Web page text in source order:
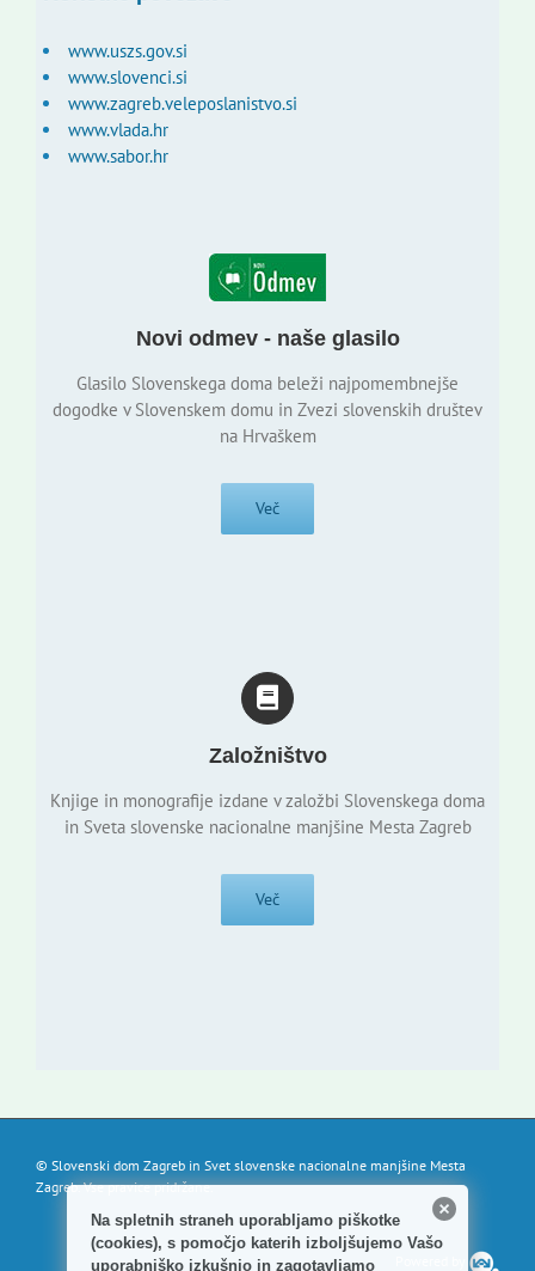
www.uszs.gov.si
www.slovenci.si
www.zagreb.veleposlanistvo.si
www.vlada.hr
www.sabor.hr
Novi odmev - naše glasilo
Glasilo Slovenskega doma beleži najpomembnejše
dogodke v Slovenskem domu in Zvezi slovenskih društev
na Hrvaškem
Več
Založništvo
Knjige in monografije izdane v založbi Slovenskega doma
in Sveta slovenske nacionalne manjšine Mesta Zagreb
Več
© Slovenski dom Zagreb in Svet slovenske nacionalne manjšine Mesta
Zagreb. Vse pravice pridržane.
Na spletnih straneh uporabljamo piškotke
(cookies), s pomočjo katerih izboljšujemo Vašo
uporabniško izkušnjo in zagotavljamo